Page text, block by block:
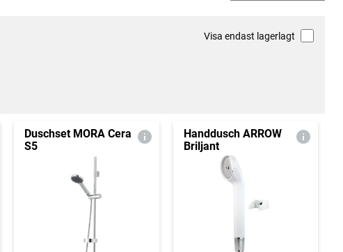
Visa endast lagerlagt
Duschset MORA Cera
S5
Handdusch ARROW
Briljant